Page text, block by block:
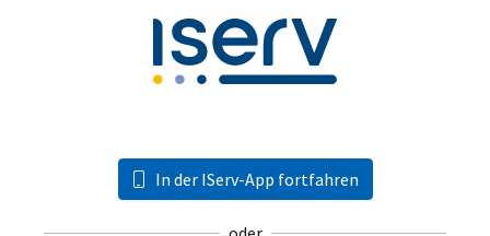
In der IServ-App fortfahren